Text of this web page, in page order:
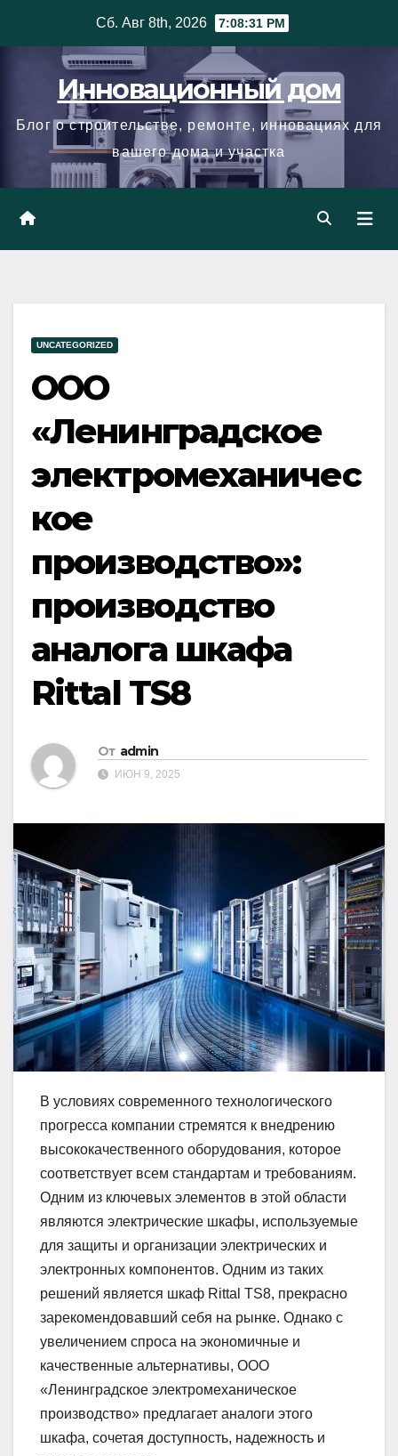
Сб. Авг 8th, 2026 7:08:32 PM
Инновационный дом
Блог о строительстве, ремонте, инновациях для
вашего дома и участка
UNCATEGORIZED
ООО
«Ленинградское
электромеханичес
кое
производство»:
производство
аналога шкафа
Rittal TS8
От admin
ИЮН 9, 2025
В условиях современного технологического
прогресса компании стремятся к внедрению
высококачественного оборудования, которое
соответствует всем стандартам и требованиям.
Одним из ключевых элементов в этой области
являются электрические шкафы, используемые
для защиты и организации электрических и
электронных компонентов. Одним из таких
решений является шкаф Rittal TS8, прекрасно
зарекомендовавший себя на рынке. Однако с
увеличением спроса на экономичные и
качественные альтернативы, ООО
«Ленинградское электромеханическое
производство» предлагает аналоги этого
шкафа, сочетая доступность, надежность и